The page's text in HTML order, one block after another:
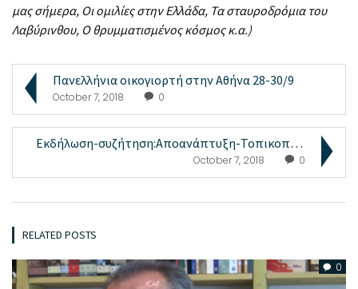
μας σήμερα, Οι ομιλίες στην Ελλάδα, Τα σταυροδρόμια του
Λαβύρινθου, Ο θρυμματισμένος κόσμος κ.α.)
Πανελλήνια οικογιορτή στην Αθήνα 28-30/9
October 7, 2018 0
Εκδήλωση-συζήτηση:Αποανάπτυξη-Τοπικοποίηση-Κοινοτι...
October 7, 2018 0
RELATED POSTS
0